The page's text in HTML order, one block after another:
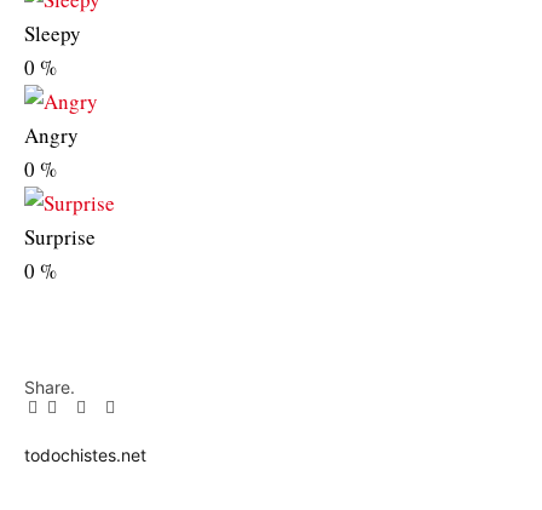
Sleepy
0 %
Angry
0 %
Surprise
0 %
Share.
Facebook
TwitterPinterest
LinkedIn
Tumblr
Email
todochistes.net